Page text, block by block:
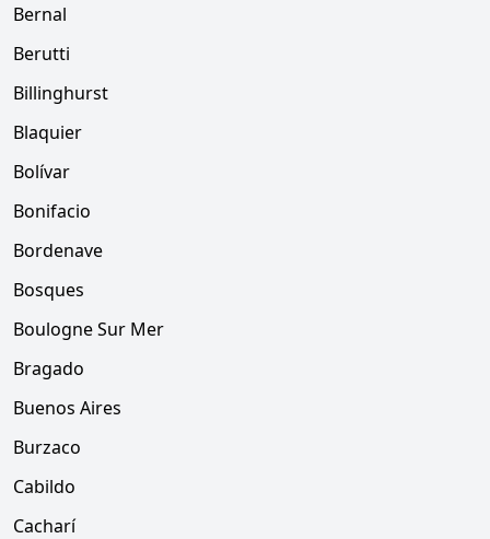
Bernal
Berutti
Billinghurst
Blaquier
Bolívar
Bonifacio
Bordenave
Bosques
Boulogne Sur Mer
Bragado
Buenos Aires
Burzaco
Cabildo
Cacharí